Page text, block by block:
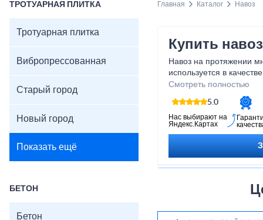
ТРОТУАРНАЯ ПЛИТКА
Тротуарная плитка
Вибропрессованная
Старый город
Новый город
Показать ещё
БЕТОН
Бетон
Главная Каталог Навоз
Купить
Навоз на протяжении
используется в
почвы питательными
предлагается навоз в
недорого купить
мешках, если, к
растениям.
Смотреть полностью
5.0
Нас выбирают на
Яндекс.Картах